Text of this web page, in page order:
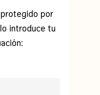
por
introduce tu